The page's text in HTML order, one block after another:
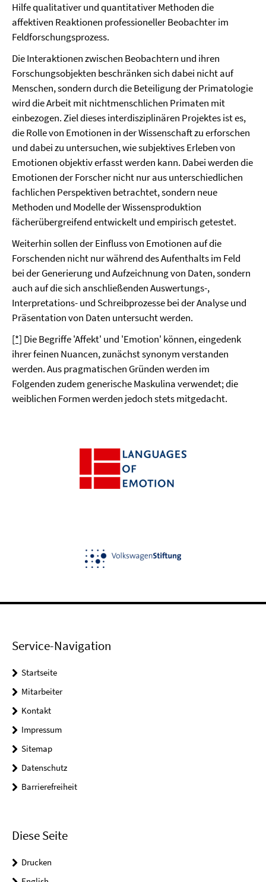
Hilfe qualitativer und quantitativer Methoden die
affektiven Reaktionen professioneller Beobachter im
Feldforschungsprozess.
Die Interaktionen zwischen Beobachtern und ihren
Forschungsobjekten beschränken sich dabei nicht auf
Menschen, sondern durch die Beteiligung der Primatologie
wird die Arbeit mit nichtmenschlichen Primaten mit
einbezogen. Ziel dieses interdisziplinären Projektes ist es,
die Rolle von Emotionen in der Wissenschaft zu erforschen
und dabei zu untersuchen, wie subjektives Erleben von
Emotionen objektiv erfasst werden kann. Dabei werden die
Emotionen der Forscher nicht nur aus unterschiedlichen
fachlichen Perspektiven betrachtet, sondern neue
Methoden und Modelle der Wissensproduktion
fächerübergreifend entwickelt und empirisch getestet.
Weiterhin sollen der Einfluss von Emotionen auf die
Forschenden nicht nur während des Aufenthalts im Feld
bei der Generierung und Aufzeichnung von Daten, sondern
auch auf die sich anschließenden Auswertungs-,
Interpretations- und Schreibprozesse bei der Analyse und
Präsentation von Daten untersucht werden.
[*] Die Begriffe 'Affekt' und 'Emotion' können, eingedenk
ihrer feinen Nuancen, zunächst synonym verstanden
werden. Aus pragmatischen Gründen werden im
Folgenden zudem generische Maskulina verwendet; die
weiblichen Formen werden jedoch stets mitgedacht.
Service-Navigation
Startseite
Mitarbeiter
Kontakt
Impressum
Sitemap
Datenschutz
Barrierefreiheit
Diese Seite
Drucken